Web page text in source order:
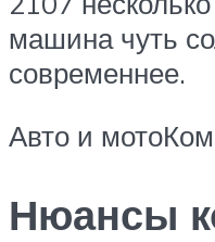
машина чуть
современнее.
Авто и
Нюансы